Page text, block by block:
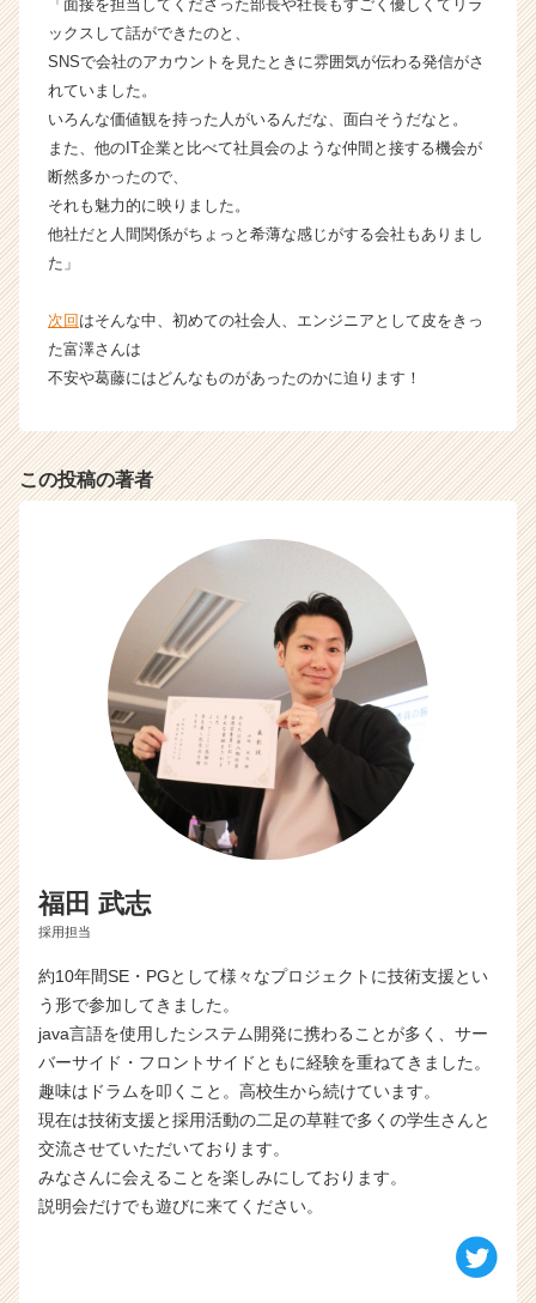
r
e
e
「面接を担当してくださった部長や社長もすごく優しくてリラ
ックスして話ができたのと、
SNSで会社のアカウントを見たときに雰囲気が伝わる発信がさ
れていました。
いろんな価値観を持った人がいるんだな、面白そうだなと。
また、他のIT企業と比べて社員会のような仲間と接する機会が
断然多かったので、
それも魅力的に映りました。
他社だと人間関係がちょっと希薄な感じがする会社もありまし
た」
次回はそんな中、初めての社会人、エンジニアとして皮をきっ
た富澤さんは
不安や葛藤にはどんなものがあったのかに迫ります！
この投稿の著者
福田 武志
採用担当
約10年間SE・PGとして様々なプロジェクトに技術支援とい
う形で参加してきました。
java言語を使用したシステム開発に携わることが多く、サー
バーサイド・フロントサイドともに経験を重ねてきました。
趣味はドラムを叩くこと。高校生から続けています。
現在は技術支援と採用活動の二足の草鞋で多くの学生さんと
交流させていただいております。
みなさんに会えることを楽しみにしております。
説明会だけでも遊びに来てください。